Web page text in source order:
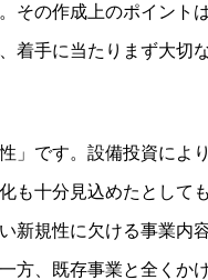
その作成上のポイント
着手に当たりまず大切
」です。設備投資によ
も十分見込めたとして
新規性に欠ける事業内
方、既存事業と全くか